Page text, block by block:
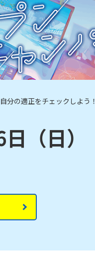
分の適正をチェックしよう！
（日）